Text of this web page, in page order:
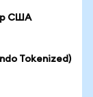
США
Tokenized)